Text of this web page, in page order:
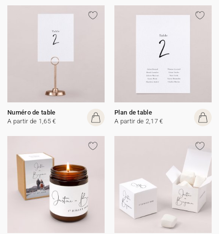
Numéro de table
A partir de 1,65 €
Plan de table
A partir de 2,17 €